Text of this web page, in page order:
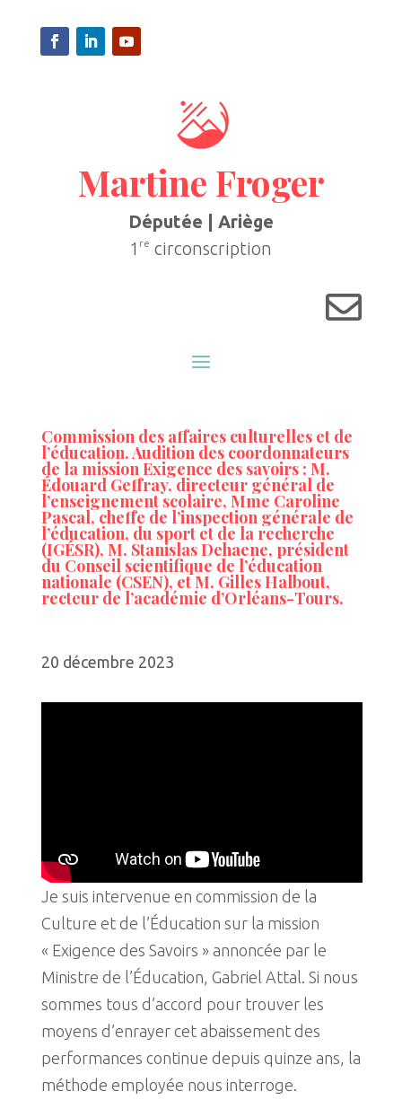
Martine Froger
Députée | Ariège
1 re circonscription

Commission des affaires culturelles et de
l’éducation. Audition des coordonnateurs
de la mission Exigence des savoirs : M.
Édouard Geffray, directeur général de
l’enseignement scolaire, Mme Caroline
Pascal, cheffe de l’inspection générale de
l’éducation, du sport et de la recherche
(IGÉSR), M. Stanislas Dehaene, président
du Conseil scientifique de l’éducation
nationale (CSEN), et M. Gilles Halbout,
recteur de l’académie d’Orléans-Tours.
20 décembre 2023
Je suis intervenue en commission de la
Culture et de l’Éducation sur la mission
« Exigence des Savoirs » annoncée par le
Ministre de l’Éducation, Gabriel Attal. Si nous
sommes tous d’accord pour trouver les
moyens d’enrayer cet abaissement des
performances continue depuis quinze ans, la
méthode employée nous interroge.